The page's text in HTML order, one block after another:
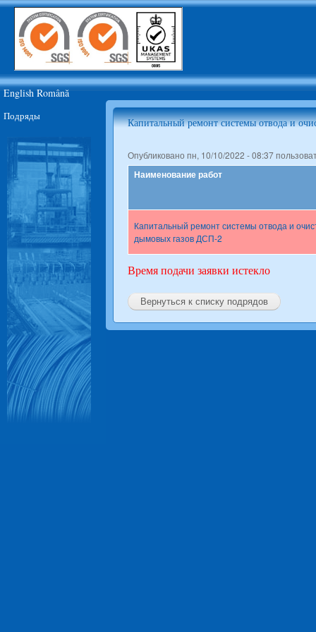
JSC
Moldova
Steel
Works
English Română
Подряды
Капитальный ремонт системы отвода и
Опубликовано пн, 10/10/2022 - 08:37
Наименование работ
Капитальный ремонт системы отвода и
дымовых газов ДСП-2
Время подачи заявки истекло
Вернуться к списку подрядов